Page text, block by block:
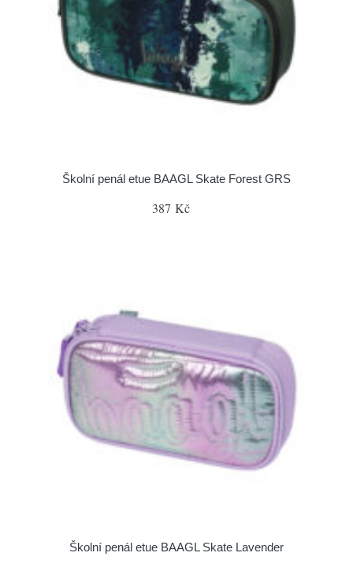
Školní penál etue BAAGL Skate Forest GRS
387 Kč
Školní penál etue BAAGL Skate Lavender